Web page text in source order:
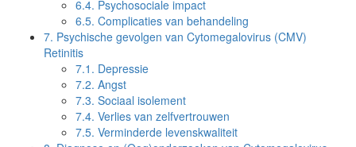
6.4. Psychosociale impact
6.5. Complicaties van behandeling
7. Psychische gevolgen van Cytomegalovirus (CMV)
Retinitis
7.1. Depressie
7.2. Angst
7.3. Sociaal isolement
7.4. Verlies van zelfvertrouwen
7.5. Verminderde levenskwaliteit